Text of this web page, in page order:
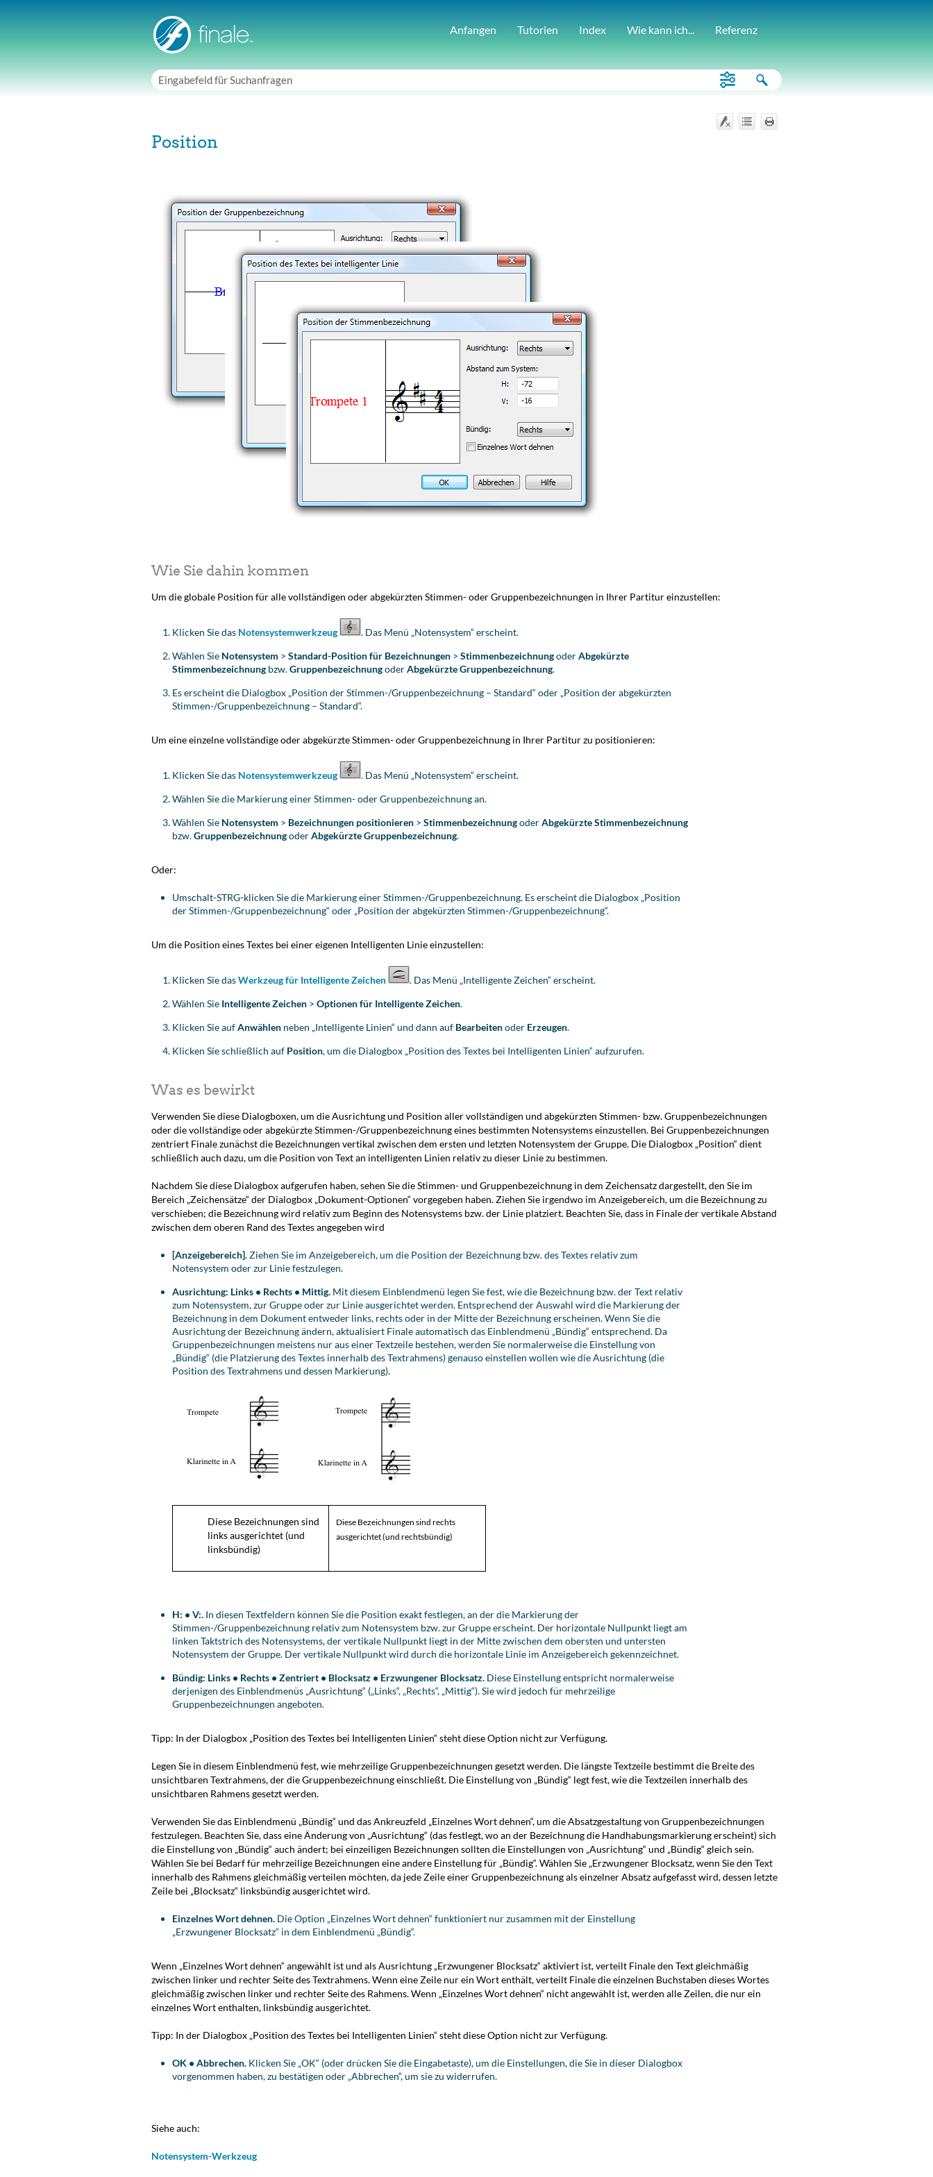
Anfangen Tutorien Index Wie kann ich... Referenz
Position
Wie Sie dahin kommen
Um die globale Position für alle vollständigen oder abgekürzten Stimmen- oder Gruppenbezeichnungen in Ihrer Partitur einzustellen:
Klicken Sie das Notensystemwerkzeug
. Das Menü „Notensystem“ erscheint.
Wählen Sie Notensystem >Standard-Position für Bezeichnungen >StimmenbezeichnungoderAbgekürzte
Stimmenbezeichnung bzw.GruppenbezeichnungoderAbgekürzte Gruppenbezeichnung.
Es erscheint die Dialogbox „Position der Stimmen-/Gruppenbezeichnung – Standard“ oder „Position der abgekürzten
Stimmen-/Gruppenbezeichnung – Standard“.
Um eine einzelne vollständige oder abgekürzte Stimmen- oder Gruppenbezeichnung in Ihrer Partitur zu positionieren:
Klicken Sie das Notensystemwerkzeug
. Das Menü „Notensystem“ erscheint.
Wählen Sie die Markierung einer Stimmen- oder Gruppenbezeichnung an.
Wählen Sie Notensystem > Bezeichnungen positionieren >StimmenbezeichnungoderAbgekürzte Stimmenbezeichnung
bzw.GruppenbezeichnungoderAbgekürzte Gruppenbezeichnung.
Oder:
Umschalt-STRG-klicken Sie die Markierung einer Stimmen-/Gruppenbezeichnung. Es erscheint die Dialogbox „Position
der Stimmen-/Gruppenbezeichnung“ oder „Position der abgekürzten Stimmen-/Gruppenbezeichnung“.
Um die Position eines Textes bei einer eigenen Intelligenten Linie einzustellen:
Klicken Sie dasWerkzeug für Intelligente Zeichen
. Das Menü „Intelligente Zeichen“ erscheint.
Wählen Sie Intelligente Zeichen >Optionen für Intelligente Zeichen.
Klicken Sie aufAnwählen neben „Intelligente Linien“ und dann auf Bearbeitenoder Erzeugen.
Klicken Sie schließlich auf Position, um die Dialogbox „Position des Textes bei Intelligenten Linien“ aufzurufen.
Was es bewirkt
Verwenden Sie diese Dialogboxen, um die Ausrichtung und Position aller vollständigen und abgekürzten Stimmen- bzw. Gruppenbezeichnungen
oder die vollständige oder abgekürzte Stimmen-/Gruppenbezeichnung eines bestimmten Notensystems einzustellen. Bei Gruppenbezeichnungen
zentriert Finale zunächst die Bezeichnungen vertikal zwischen dem ersten und letzten Notensystem der Gruppe. Die Dialogbox „Position“ dient
schließlich auch dazu, um die Position von Text an intelligenten Linien relativ zu dieser Linie zu bestimmen.
Nachdem Sie diese Dialogbox aufgerufen haben, sehen Sie die Stimmen- und Gruppenbezeichnung in dem Zeichensatz dargestellt, den Sie im
Bereich „Zeichensätze“ der Dialogbox „Dokument-Optionen“ vorgegeben haben. Ziehen Sie irgendwo im Anzeigebereich, um die Bezeichnung zu
verschieben; die Bezeichnung wird relativ zum Beginn des Notensystems bzw. der Linie platziert. Beachten Sie, dass in Finale der vertikale Abstand
zwischen dem oberen Rand des Textes angegeben wird
[Anzeigebereich].Ziehen Sie im Anzeigebereich, um die Position der Bezeichnung bzw. des Textes relativ zum
Notensystem oder zur Linie festzulegen.
Ausrichtung: Links • Rechts • Mittig. Mit diesem Einblendmenü legen Sie fest, wie die Bezeichnung bzw. der Text relativ
zum Notensystem, zur Gruppe oder zur Linie ausgerichtet werden. Entsprechend der Auswahl wird die Markierung der
Bezeichnung in dem Dokument entweder links, rechts oder in der Mitte der Bezeichnung erscheinen. Wenn Sie die
Ausrichtung der Bezeichnung ändern, aktualisiert Finale automatisch das Einblendmenü „Bündig“ entsprechend. Da
Gruppenbezeichnungen meistens nur aus einer Textzeile bestehen, werden Sie normalerweise die Einstellung von
„Bündig“ (die Platzierung des Textes innerhalb des Textrahmens) genauso einstellen wollen wie die Ausrichtung (die
Position des Textrahmens und dessen Markierung).
Diese Bezeichnungen sind
links ausgerichtet (und
linksbündig)
Diese Bezeichnungen sind rechts
ausgerichtet (und rechtsbündig)
H: • V:. In diesen Textfeldern können Sie die Position exakt festlegen, an der die Markierung der
Stimmen-/Gruppenbezeichnung relativ zum Notensystem bzw. zur Gruppe erscheint. Der horizontale Nullpunkt liegt am
linken Taktstrich des Notensystems, der vertikale Nullpunkt liegt in der Mitte zwischen dem obersten und untersten
Notensystem der Gruppe. Der vertikale Nullpunkt wird durch die horizontale Linie im Anzeigebereich gekennzeichnet.
Bündig: Links • Rechts • Zentriert • Blocksatz • Erzwungener Blocksatz. Diese Einstellung entspricht normalerweise
derjenigen des Einblendmenüs „Ausrichtung“ („Links“, „Rechts“, „Mittig“). Sie wird jedoch für mehrzeilige
Gruppenbezeichnungen angeboten.
Tipp: In der Dialogbox „Position des Textes bei Intelligenten Linien“ steht diese Option nicht zur Verfügung.
Legen Sie in diesem Einblendmenü fest, wie mehrzeilige Gruppenbezeichnungen gesetzt werden. Die längste Textzeile bestimmt die Breite des
unsichtbaren Textrahmens, der die Gruppenbezeichnung einschließt. Die Einstellung von „Bündig“ legt fest, wie die Textzeilen innerhalb des
unsichtbaren Rahmens gesetzt werden.
Verwenden Sie das Einblendmenü „Bündig“ und das Ankreuzfeld „Einzelnes Wort dehnen“, um die Absatzgestaltung von Gruppenbezeichnungen
festzulegen. Beachten Sie, dass eine Änderung von „Ausrichtung“ (das festlegt, wo an der Bezeichnung die Handhabungsmarkierung erscheint) sich
die Einstellung von „Bündig“ auch ändert; bei einzeiligen Bezeichnungen sollten die Einstellungen von „Ausrichtung“ und „Bündig“ gleich sein.
Wählen Sie bei Bedarf für mehrzeilige Bezeichnungen eine andere Einstellung für „Bündig“. Wählen Sie „Erzwungener Blocksatz, wenn Sie den Text
innerhalb des Rahmens gleichmäßig verteilen möchten, da jede Zeile einer Gruppenbezeichnung als einzelner Absatz aufgefasst wird, dessen letzte
Zeile bei „Blocksatz“ linksbündig ausgerichtet wird.
Einzelnes Wort dehnen. Die Option „Einzelnes Wort dehnen“ funktioniert nur zusammen mit der Einstellung
„Erzwungener Blocksatz“ in dem Einblendmenü „Bündig“.
Wenn „Einzelnes Wort dehnen“ angewählt ist und als Ausrichtung „Erzwungener Blocksatz“ aktiviert ist, verteilt Finale den Text gleichmäßig
zwischen linker und rechter Seite des Textrahmens. Wenn eine Zeile nur ein Wort enthält, verteilt Finale die einzelnen Buchstaben dieses Wortes
gleichmäßig zwischen linker und rechter Seite des Rahmens. Wenn „Einzelnes Wort dehnen“ nicht angewählt ist, werden alle Zeilen, die nur ein
einzelnes Wort enthalten, linksbündig ausgerichtet.
Tipp: In der Dialogbox „Position des Textes bei Intelligenten Linien“ steht diese Option nicht zur Verfügung.
OK • Abbrechen. Klicken Sie „OK“ (oder drücken Sie die Eingabetaste), um die Einstellungen, die Sie in dieser Dialogbox
vorgenommen haben, zu bestätigen oder „Abbrechen“, um sie zu widerrufen.
Siehe auch:
Notensystem-Werkzeug